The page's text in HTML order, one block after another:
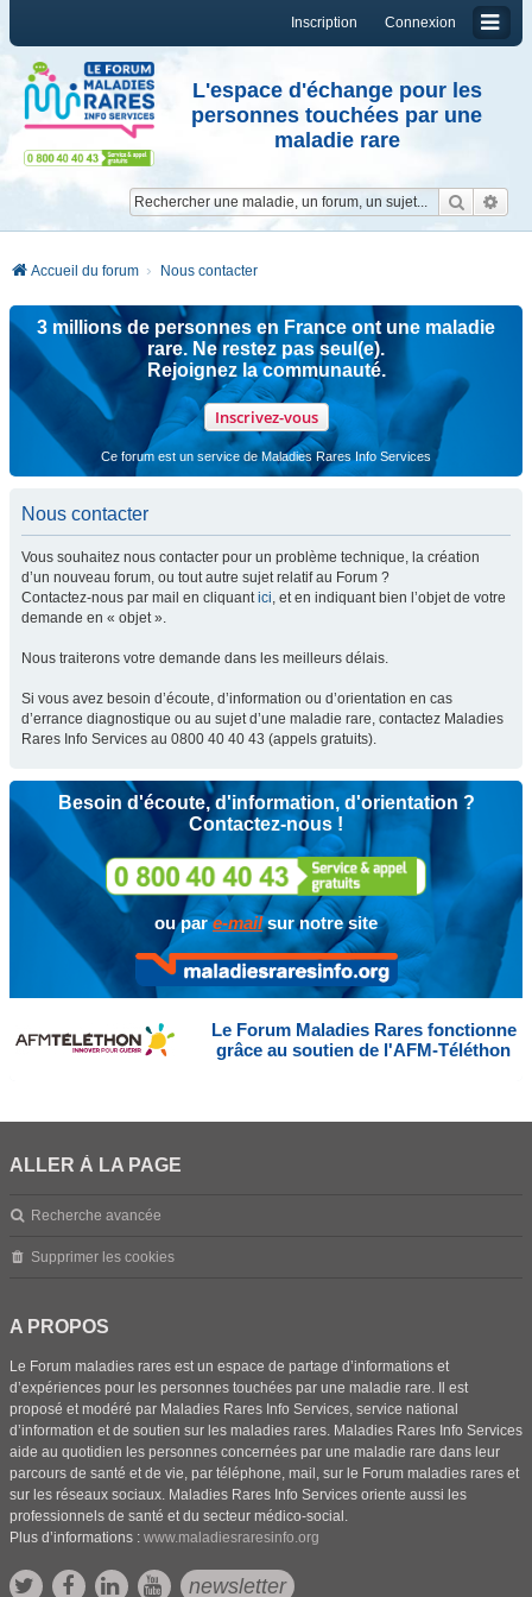
Connexion
Inscription
L'espace d'échange pour les
personnes touchées par une
maladie rare
Accueil du forum Nous contacter
3 millions de personnes en France ont une maladie
rare. Ne restez pas seul(e).
Rejoignez la communauté.
Inscrivez-vous
Ce forum est un service de Maladies Rares Info Services
Nous contacter
Vous souhaitez nous contacter pour un problème technique, la création
d’un nouveau forum, ou tout autre sujet relatif au Forum ?
Contactez-nous par mail en cliquantici, et en indiquant bien l’objet de votre
demande en « objet ».
Nous traiterons votre demande dans les meilleurs délais.
Si vous avez besoin d’écoute, d’information ou d’orientation en cas
d’errance diagnostique ou au sujet d’une maladie rare, contactez Maladies
Rares Info Services au 0800 40 40 43 (appels gratuits).
Besoin d'écoute, d'information, d'orientation ?
Contactez-nous !
ou pare-mailsur notre site
Le Forum Maladies Rares fonctionne
grâce au soutien de l'AFM-Téléthon
ALLER À LA PAGE
Recherche avancée
Supprimer les cookies
A PROPOS
Le Forum maladies rares est un espace de partage d’informations et
d’expériences pour les personnes touchées par une maladie rare. Il est
proposé et modéré par Maladies Rares Info Services, service national
d’information et de soutien sur les maladies rares. Maladies Rares Info Services
aide au quotidien les personnes concernées par une maladie rare dans leur
parcours de santé et de vie, par téléphone, mail, sur le Forum maladies rares et
sur les réseaux sociaux. Maladies Rares Info Services oriente aussi les
professionnels de santé et du secteur médico-social.
Plus d’informations : www.maladiesraresinfo.org
newsletter